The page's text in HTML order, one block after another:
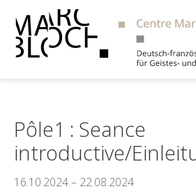
Pôle1 : Seance
introductive/
16.10.2024 – 22.08.2024